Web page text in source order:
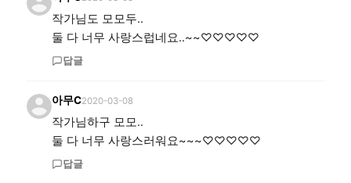
작가님도 모모두..
둘 다 너무 사랑스럽네요..~~♡♡♡♡♡
답글
아무C2020-03-08
작가님하구 모모..
둘 다 너무 사랑스러워요~~~♡♡♡♡♡
답글